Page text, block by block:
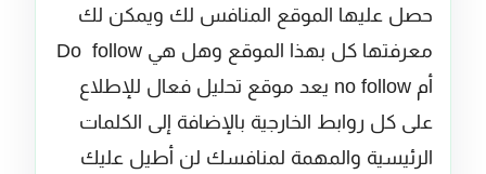
حصل عليها الموقع المنافس لك ويمكن لك
معرفتها كل بهذا الموقع وهل هي Do follow
أم no follow يعد موقع تحليل فعال للإطلاع
على كل روابط الخارجية بالإضافة إلى الكلمات
الرئيسية والمهمة لمنافسك لن أطيل عليك